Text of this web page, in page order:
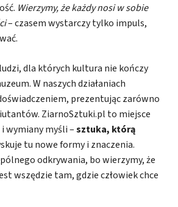
Wierzymy, że każdy nosi w sobie
– czasem wystarczy tylko impuls,
dla których kultura nie kończy
W naszych działaniach
prezentując zarówno
ZiarnoSztuki.pl to miejsce
wymiany myśli –sztuka, którą
tu nowe formy i znaczenia.
odkrywania, bo wierzymy, że
wszędzie tam, gdzie człowiek chce